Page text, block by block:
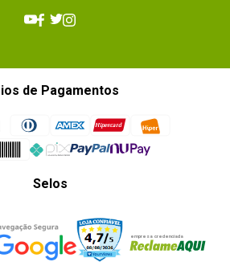
de Pagamentos
Selos